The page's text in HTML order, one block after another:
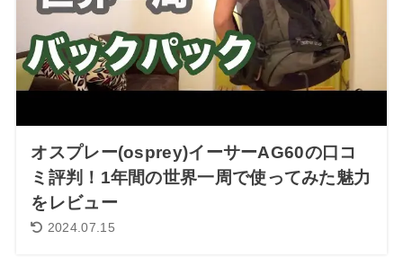
オスプレー(osprey)イーサーAG60の口コ
ミ評判！1年間の世界一周で使ってみた魅力
をレビュー
2024.07.15